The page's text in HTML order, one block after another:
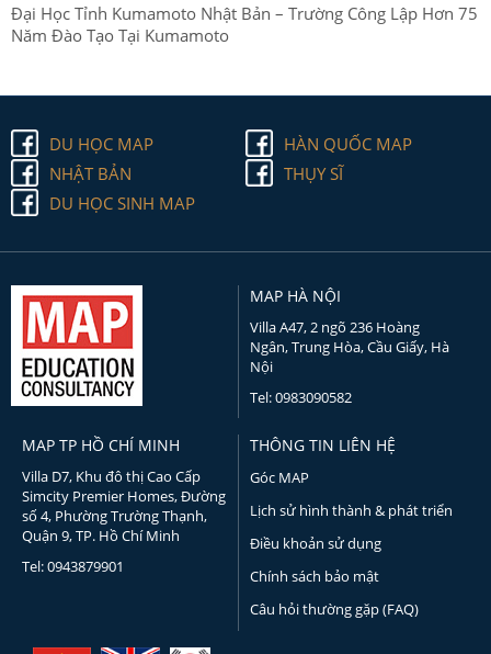
Đại Học Tỉnh Kumamoto Nhật Bản – Trường Công Lập Hơn 75
Năm Đào Tạo Tại Kumamoto
DU HỌC MAP
HÀN QUỐC MAP
NHẬT BẢN
THỤY SĨ
DU HỌC SINH MAP
MAP HÀ NỘI
Villa A47, 2 ngõ 236 Hoàng
Ngân, Trung Hòa, Cầu Giấy, Hà
Nội
Tel: 0983090582
MAP TP HỒ CHÍ MINH
Villa D7, Khu đô thị Cao Cấp
Simcity Premier Homes, Đường
số 4, Phường Trường Thạnh,
Quận 9, TP. Hồ Chí Minh
Tel: 0943879901
THÔNG TIN LIÊN HỆ
Góc MAP
Lịch sử hình thành & phát triển
Điều khoản sử dụng
Chính sách bảo mật
Câu hỏi thường gặp (FAQ)